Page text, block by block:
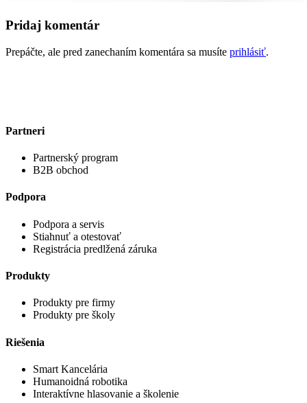
Pridaj komentár
Prepáčte, ale pred zanechaním komentára sa musíte prihlásiť.
Partneri
Partnerský program
B2B obchod
Podpora
Podpora a servis
Stiahnuť a otestovať
Registrácia predlžená záruka
Produkty
Produkty pre firmy
Produkty pre školy
Riešenia
Smart Kancelária
Humanoidná robotika
Interaktívne hlasovanie a školenie